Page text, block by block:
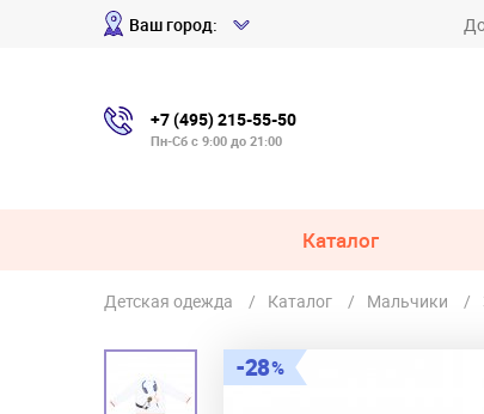
Ваш город:
+7 (495) 215-55-50
Пн-Сб с 9:00 до 21:00
Каталог
Детская одежда Каталог Мальчики
28